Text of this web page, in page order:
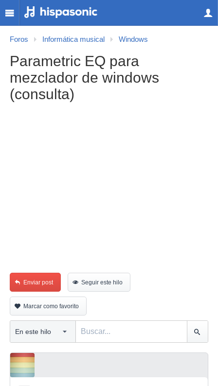
Foros Informática musical Windows
Parametric EQ para
mezclador de windows
(consulta)
Enviar post Seguir este hilo
Marcar como favorito